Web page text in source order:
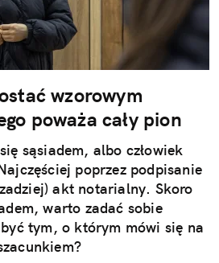
wzorowym
poważa cały pion
sąsiadem, albo człowiek
poprzez podpisanie
akt notarialny. Skoro
warto zadać sobie
tym, o którym mówi się na